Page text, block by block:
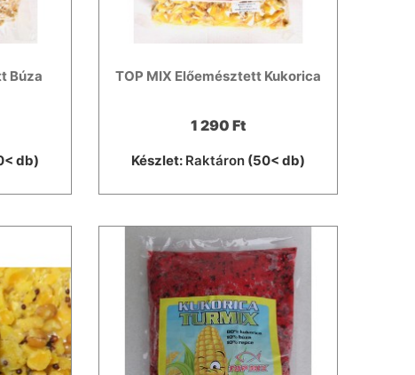
Búza
db)
TOP MIX Előemésztett Kukorica
1 290 Ft
Készlet: Raktáron(50< db)